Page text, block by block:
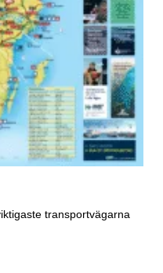
transportvägarna